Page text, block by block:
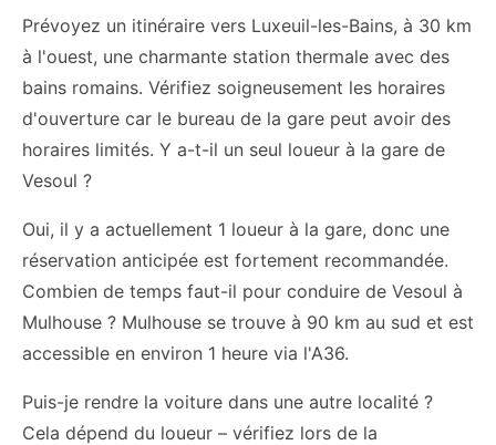
Prévoyez un itinéraire vers Luxeuil-les-Bains, à 30 km
à l'ouest, une charmante station thermale avec des
bains romains. Vérifiez soigneusement les horaires
d'ouverture car le bureau de la gare peut avoir des
horaires limités. Y a-t-il un seul loueur à la gare de
Vesoul ?
Oui, il y a actuellement 1 loueur à la gare, donc une
réservation anticipée est fortement recommandée.
Combien de temps faut-il pour conduire de Vesoul à
Mulhouse ? Mulhouse se trouve à 90 km au sud et est
accessible en environ 1 heure via l'A36.
Puis-je rendre la voiture dans une autre localité ?
Cela dépend du loueur – vérifiez lors de la